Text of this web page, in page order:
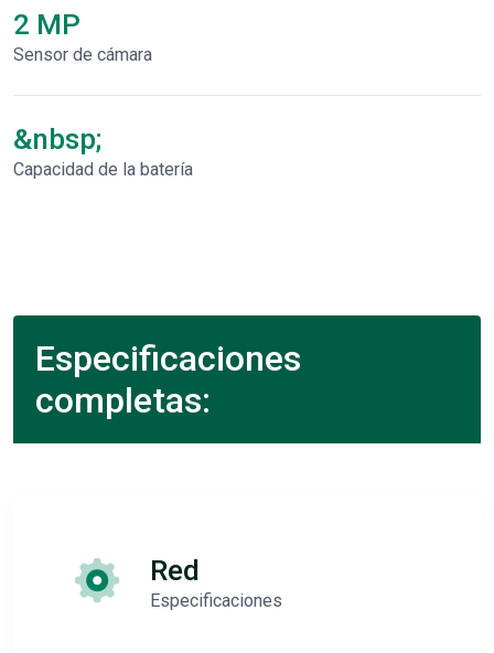
2 MP
Sensor de cámara
&nbsp;
Capacidad de la batería
Especificaciones
completas:
Red
Especificaciones